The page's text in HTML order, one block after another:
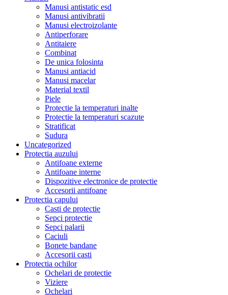
Manusi antistatic esd
Manusi antivibratii
Manusi electroizolante
Antiperforare
Antitaiere
Combinat
De unica folosinta
Manusi antiacid
Manusi macelar
Material textil
Piele
Protectie la temperaturi inalte
Protectie la temperaturi scazute
Stratificat
Sudura
Uncategorized
Protectia auzului
Antifoane externe
Antifoane interne
Dispozitive electronice de protectie
Accesorii antifoane
Protectia capului
Casti de protectie
Sepci protectie
Sepci palarii
Caciuli
Bonete bandane
Accesorii casti
Protectia ochilor
Ochelari de protectie
Viziere
Ochelari